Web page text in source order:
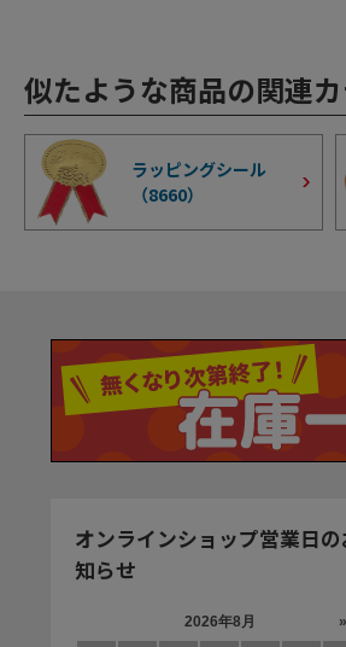
似たような商品の関連
ラッピングシール
（8660）
オンラインショップ営業日の
知らせ